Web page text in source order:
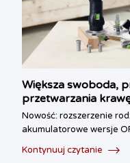
Większa swoboda,
przetwarzania
Nowość: rozszerzenie
akumulatorowe wersje
Kontynuuj czytanie